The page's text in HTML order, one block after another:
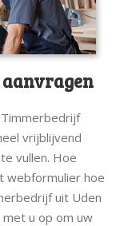
vrijblijvend
vullen. Hoe
webformulier hoe
uit Uden
u op om uw